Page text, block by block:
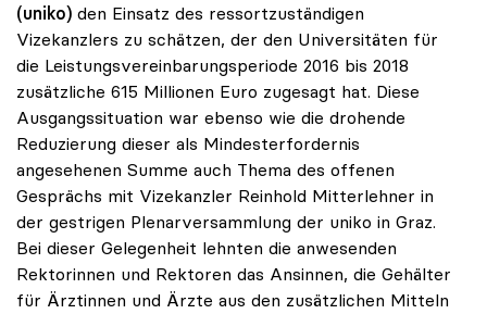
(uniko) den Einsatz des ressortzuständigen
Vizekanzlers zu schätzen, der den Universitäten für
die Leistungsvereinbarungsperiode 2016 bis 2018
zusätzliche 615 Millionen Euro zugesagt hat. Diese
Ausgangssituation war ebenso wie die drohende
Reduzierung dieser als Mindesterfordernis
angesehenen Summe auch Thema des offenen
Gesprächs mit Vizekanzler Reinhold Mitterlehner in
der gestrigen Plenarversammlung der uniko in Graz.
Bei dieser Gelegenheit lehnten die anwesenden
Rektorinnen und Rektoren das Ansinnen, die Gehälter
für Ärztinnen und Ärzte aus den zusätzlichen Mitteln